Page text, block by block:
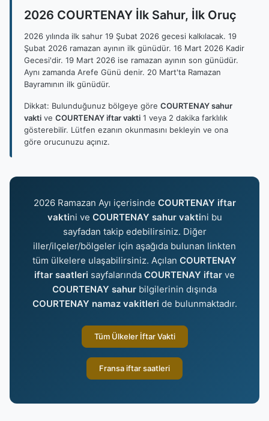
2026 COURTENAY İlk Sahur, İlk Oruç
2026 yılında ilk sahur 19 Şubat 2026 gecesi kalkılacak. 19
Şubat 2026 ramazan ayının ilk günüdür. 16 Mart 2026 Kadir
Gecesi'dir. 19 Mart 2026 ise ramazan ayının son günüdür.
Aynı zamanda Arefe Günü denir. 20 Mart'ta Ramazan
Bayramının ilk günüdür.
Dikkat: Bulunduğunuz bölgeye göre COURTENAY sahur
vakti ve COURTENAY iftar vakti 1 veya 2 dakika farklılık
gösterebilir. Lütfen ezanın okunmasını bekleyin ve ona
göre orucunuzu açınız.
2026 Ramazan Ayı içerisinde COURTENAY iftar
vaktini ve COURTENAY sahur vaktini bu
sayfadan takip edebilirsiniz. Diğer
iller/ilçeler/bölgeler için aşağıda bulunan linkten
tüm ülkelere ulaşabilirsiniz. Açılan COURTENAY
iftar saatleri sayfalarında COURTENAY iftar ve
COURTENAY sahur bilgilerinin dışında
COURTENAY namaz vakitleri de bulunmaktadır.
Tüm Ülkeler İftar Vakti
Fransa iftar saatleri